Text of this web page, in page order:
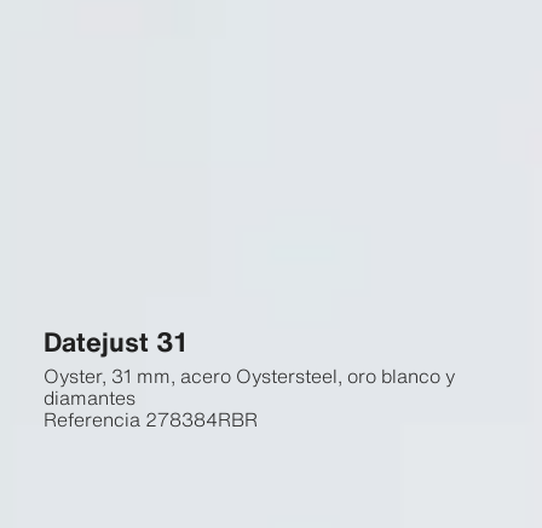
Datejust 31
Oyster, 31 mm, acero Oystersteel, oro blanco y
diamantes
Referencia 278384RBR